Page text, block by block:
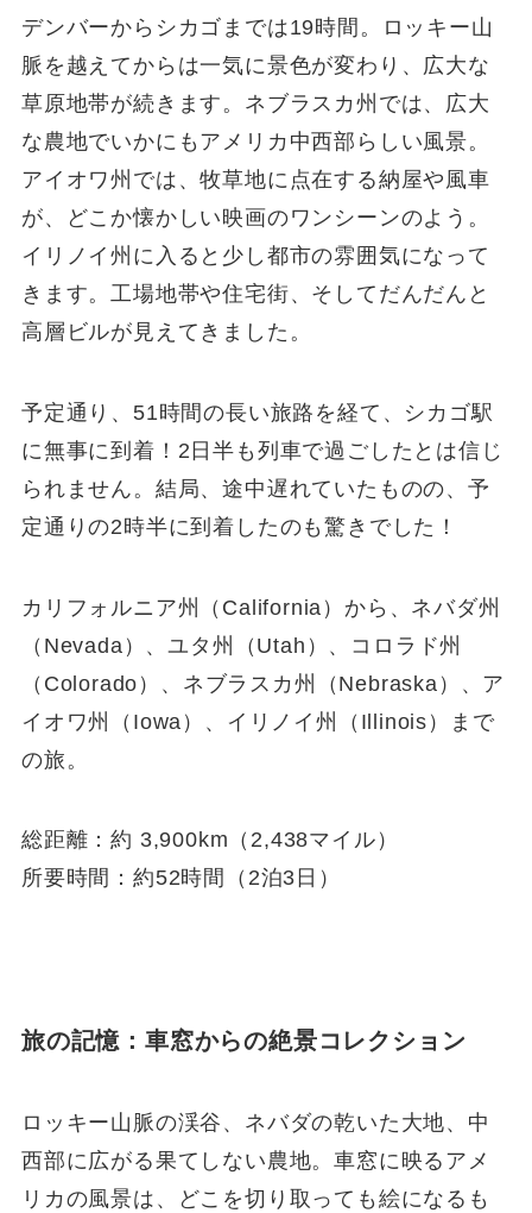
デンバーからシカゴまでは19時間。ロッキー山
脈を越えてからは一気に景色が変わり、広大な
草原地帯が続きます。ネブラスカ州では、広大
な農地でいかにもアメリカ中西部らしい風景。
アイオワ州では、牧草地に点在する納屋や風車
が、どこか懐かしい映画のワンシーンのよう。
イリノイ州に入ると少し都市の雰囲気になって
きます。工場地帯や住宅街、そしてだんだんと
高層ビルが見えてきました。
予定通り、51時間の長い旅路を経て、シカゴ駅
に無事に到着！2日半も列車で過ごしたとは信じ
られません。結局、途中遅れていたものの、予
定通りの2時半に到着したのも驚きでした！
カリフォルニア州（California）から、ネバダ州
（Nevada）、ユタ州（Utah）、コロラド州
（Colorado）、ネブラスカ州（Nebraska）、ア
イオワ州（Iowa）、イリノイ州（Illinois）まで
の旅。
総距離：約 3,900km（2,438マイル）
所要時間：約52時間（2泊3日）
旅の記憶：車窓からの絶景コレクション
ロッキー山脈の渓谷、ネバダの乾いた大地、中
西部に広がる果てしない農地。車窓に映るアメ
リカの風景は、どこを切り取っても絵になるも